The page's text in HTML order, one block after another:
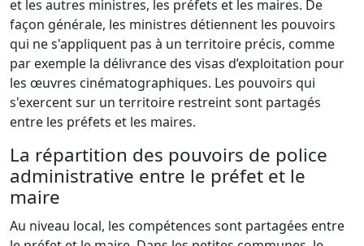
et les autres ministres, les préfets et les maires. De
façon générale, les ministres détiennent les pouvoirs
qui ne s'appliquent pas à un territoire précis, comme
par exemple la délivrance des visas d’exploitation pour
les œuvres cinématographiques. Les pouvoirs qui
s'exercent sur un territoire restreint sont partagés
entre les préfets et les maires.
La répartition des pouvoirs de police
administrative entre le préfet et le
maire
Au niveau local, les compétences sont partagées entre